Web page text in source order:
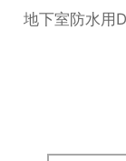
地下室防水用